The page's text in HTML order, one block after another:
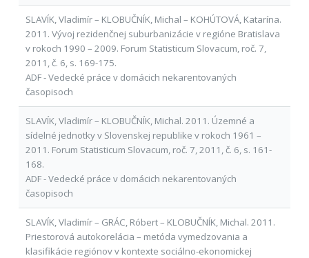
SLAVÍK, Vladimír – KLOBUČNÍK, Michal – KOHÚTOVÁ, Katarína.
2011. Vývoj rezidenčnej suburbanizácie v regióne Bratislava
v rokoch 1990 – 2009. Forum Statisticum Slovacum, roč. 7,
2011, č. 6, s. 169-175.
ADF - Vedecké práce v domácich nekarentovaných
časopisoch
SLAVÍK, Vladimír – KLOBUČNÍK, Michal. 2011. Územné a
sídelné jednotky v Slovenskej republike v rokoch 1961 –
2011. Forum Statisticum Slovacum, roč. 7, 2011, č. 6, s. 161-
168.
ADF - Vedecké práce v domácich nekarentovaných
časopisoch
SLAVÍK, Vladimír – GRÁC, Róbert – KLOBUČNÍK, Michal. 2011.
Priestorová autokorelácia – metóda vymedzovania a
klasifikácie regiónov v kontexte sociálno-ekonomickej